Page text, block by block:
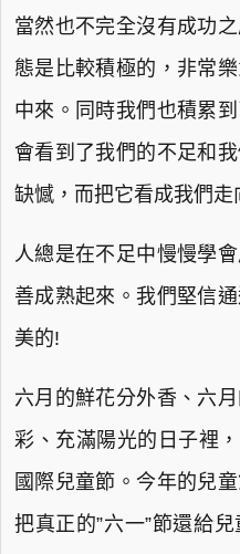
當然也不完全沒有成功
態是比較積極的，非常
中來。同時我們也積累
會看到了我們的不足和
缺憾，而把它看成我們走
人總是在不足中慢慢學
善成熟起來。我們堅信
美的!
六月的鮮花分外香、六
彩、充滿陽光的日子裡
國際兒童節。今年的兒
把真正的”六一”節還給